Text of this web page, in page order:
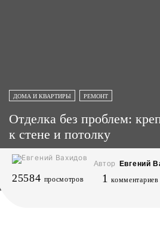
ДОМА И КВАРТИРЫ РЕМОНТ
Отделка без проблем:
к стене и потолку
Автор Евгений
25584 просмотров 1 комментариев